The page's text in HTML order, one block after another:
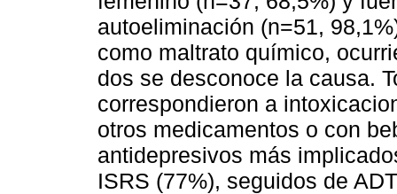
autoeliminación (n=51,
como maltrato químico,
dos se desconoce la causa.
correspondieron a
otros medicamentos o con
antidepresivos más
ISRS (77%), seguidos de